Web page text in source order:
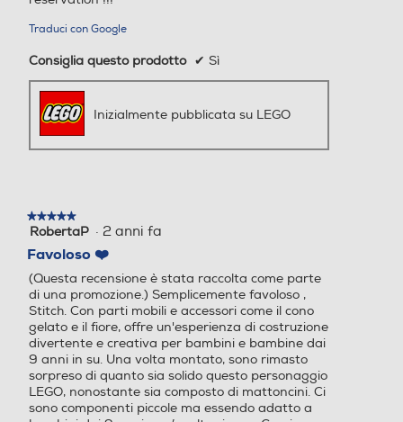
Traduci con Google
Consiglia questo prodotto ✔ Sì
Inizialmente pubblicata su LEGO
★★★★★
★★★★★
5
5
stelle.
RobertaP · 2 anni fa
Favoloso ❤️
(Questa recensione è stata raccolta come parte
di una promozione.) Semplicemente favoloso ,
Stitch. Con parti mobili e accessori come il cono
gelato e il fiore, offre un'esperienza di costruzione
divertente e creativa per bambini e bambine dai
9 anni in su. Una volta montato, sono rimasto
sorpreso di quanto sia solido questo personaggio
LEGO, nonostante sia composto di mattoncini. Ci
sono componenti piccole ma essendo adatto a